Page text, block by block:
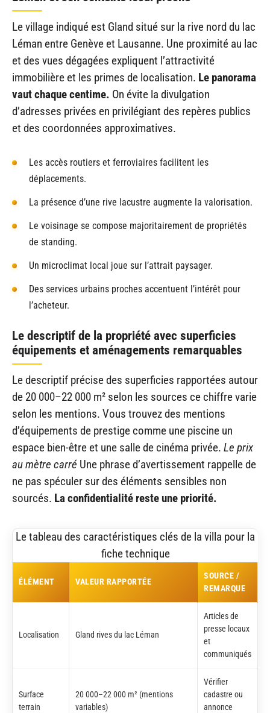
Le village indiqué est Gland situé sur la rive nord du lac
Léman entre Genève et Lausanne. Une proximité au lac
et des vues dégagées expliquent l’attractivité
immobilière et les primes de localisation. Le panorama
vaut chaque centime. On évite la divulgation
d’adresses privées en privilégiant des repères publics
et des coordonnées approximatives.
Les accès routiers et ferroviaires facilitent les
déplacements.
La présence d’une rive lacustre augmente la valorisation.
Le voisinage se compose majoritairement de propriétés
de standing.
Un microclimat local joue sur l’attrait paysager.
Des services urbains proches accentuent l’intérêt pour
l’acheteur.
Le descriptif de la propriété avec superficies
équipements et aménagements remarquables
Le descriptif précise des superficies rapportées autour
de 20 000–22 000 m² selon les sources ce chiffre varie
selon les mentions. Vous trouvez des mentions
d’équipements de prestige comme une piscine un
espace bien-être et une salle de cinéma privée. Le prix
au mètre carré Une phrase d’avertissement rappelle de
ne pas spéculer sur des éléments sensibles non
sourcés. La confidentialité reste une priorité.
Le tableau des caractéristiques clés de la villa pour la
fiche technique
ÉLÉMENT VALEUR RAPPORTÉE
SOURCE /
REMARQUE
Localisation Gland rives du lac Léman
Articles de
presse locaux
et
communiqués
Surface
terrain
20 000–22 000 m² (mentions
variables)
Vérifier
cadastre ou
annonce